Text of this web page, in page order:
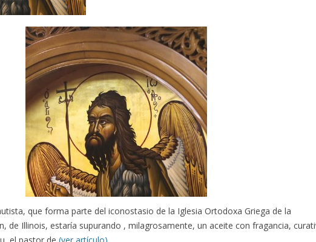
que forma parte del iconostasio de la Iglesia Ortodoxa Griega de la
de Illinois, estaría supurando , milagrosamente, un aceite con fragancia,